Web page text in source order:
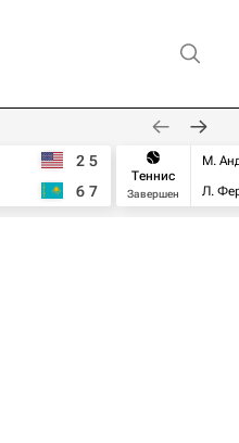
2 5
6 7
Теннис
Завершен
М.
Л.